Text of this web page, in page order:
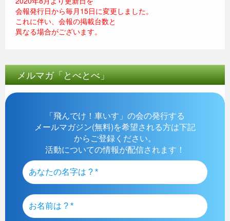
会報発行日から毎月15日に変更しました。
これに伴い、会報の掲載台数と
異なる場合がございます。
メルマガ「とべとべ」
「飛んでけ！車いす」の会の発行する
メールマガジン(無料)を希望される方は下記
からご登録ください。
活動についての情報が配信されます！